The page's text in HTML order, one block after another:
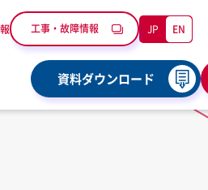
工事・故障情報 JP EN
資料ダウンロード